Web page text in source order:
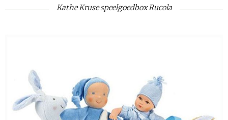
Kathe Kruse speelgoedbox Rucola